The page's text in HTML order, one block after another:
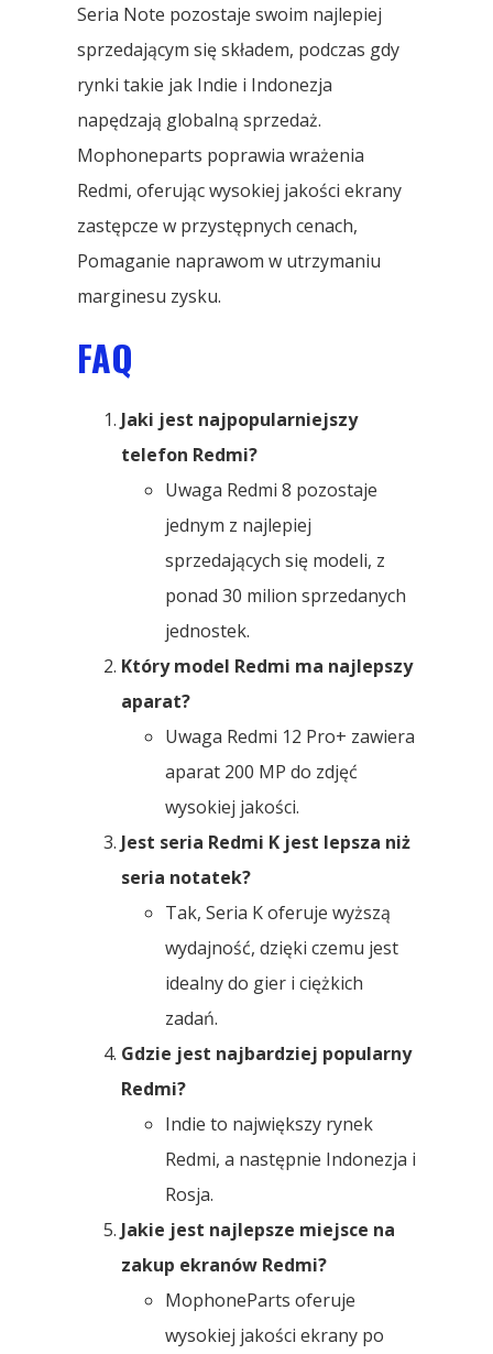
Seria Note pozostaje swoim najlepiej
sprzedającym się składem, podczas gdy
rynki takie jak Indie i Indonezja
napędzają globalną sprzedaż.
Mophoneparts poprawia wrażenia
Redmi, oferując wysokiej jakości ekrany
zastępcze w przystępnych cenach,
Pomaganie naprawom w utrzymaniu
marginesu zysku.
FAQ
Jaki jest najpopularniejszy
telefon Redmi?
Uwaga Redmi 8 pozostaje
jednym z najlepiej
sprzedających się modeli, z
ponad 30 milion sprzedanych
jednostek.
Który model Redmi ma najlepszy
aparat?
Uwaga Redmi 12 Pro+ zawiera
aparat 200 MP do zdjęć
wysokiej jakości.
Jest seria Redmi K jest lepsza niż
seria notatek?
Tak, Seria K oferuje wyższą
wydajność, dzięki czemu jest
idealny do gier i ciężkich
zadań.
Gdzie jest najbardziej popularny
Redmi?
Indie to największy rynek
Redmi, a następnie Indonezja i
Rosja.
Jakie jest najlepsze miejsce na
zakup ekranów Redmi?
MophoneParts oferuje
wysokiej jakości ekrany po